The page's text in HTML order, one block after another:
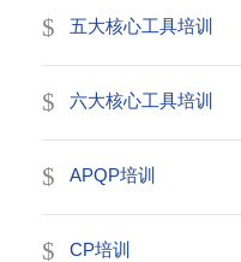
五大核心工具培训
六大核心工具培训
APQP培训
CP培训